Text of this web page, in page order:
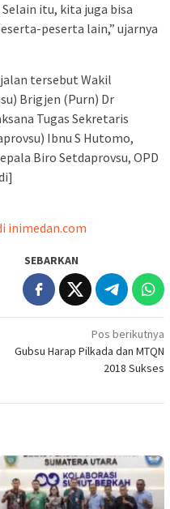
itu, kita juga bisa
peserta lain,” ujarnya
tersebut Wakil
Brigjen (Purn) Dr
Tugas Sekretaris
Ibnu S Hutomo,
Biro Setdaprovsu, OPD
inimedan.com
SEBARKAN
Pos berikutnya
Gubsu Harap Pilkada dan MTQN
2018 Sukses